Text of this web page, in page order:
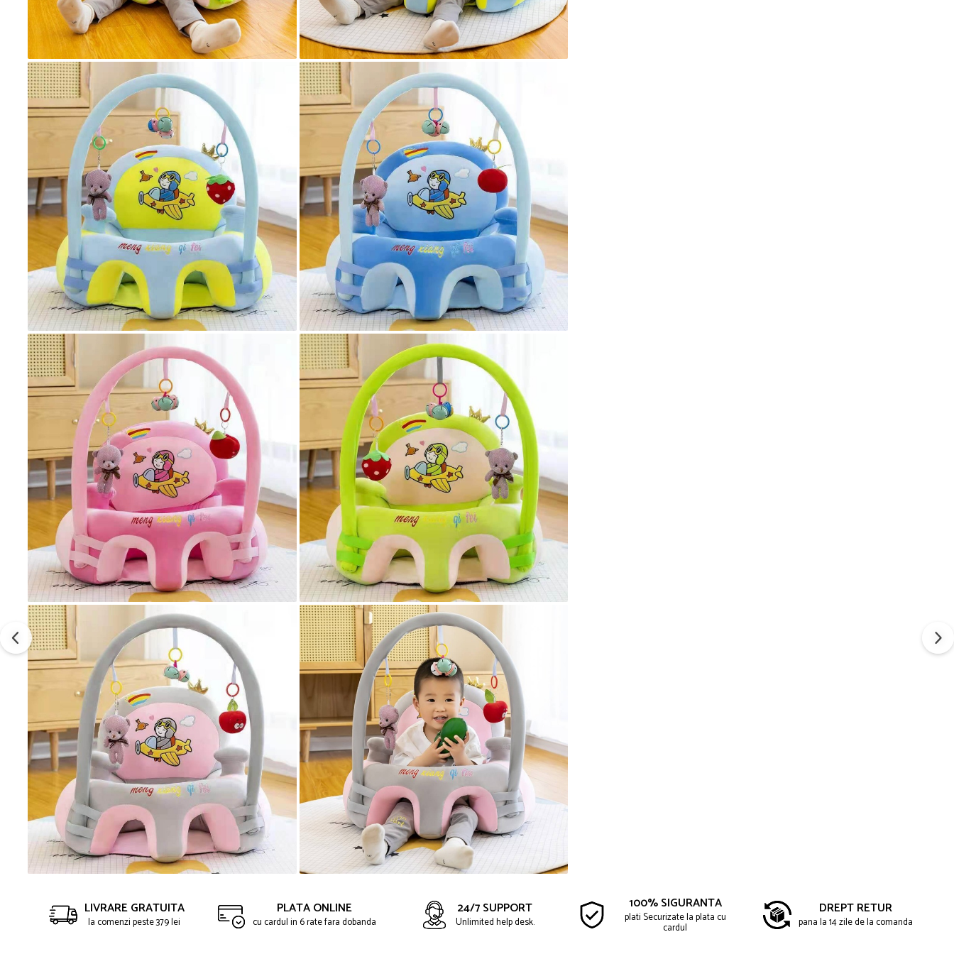
LIVRARE GRATUITA
la comenzi peste 379 lei
PLATA ONLINE
cu cardul in 6 rate fara dobanda
24/7 SUPPORT
Unlimited help desk.
100% SIGURANTA
plati Securizate la plata cu
cardul
DREPT RETUR
pana la 14 zile de la comanda